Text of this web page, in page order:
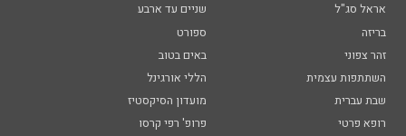
אראל סג"ל
שניים עד ארבע
בריזה
ספורט
זהר צפוני
באים בטוב
השתתפות עצמית
הללי אורגינל
שבת עברית
מועדון הסיקסטיז
רופא פרטי
פרופ' רפי קרסו